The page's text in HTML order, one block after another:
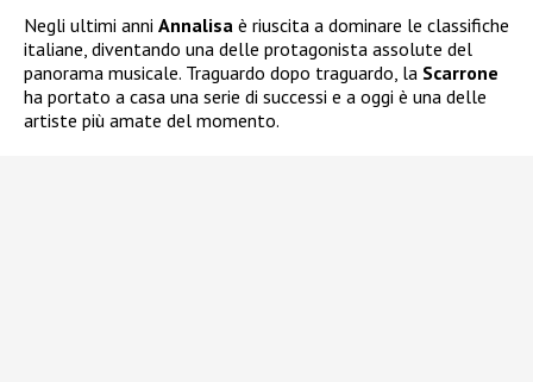
Negli ultimi anni Annalisa è riuscita a dominare le classifiche
italiane, diventando una delle protagonista assolute del
panorama musicale. Traguardo dopo traguardo, la Scarrone
ha portato a casa una serie di successi e a oggi è una delle
artiste più amate del momento.